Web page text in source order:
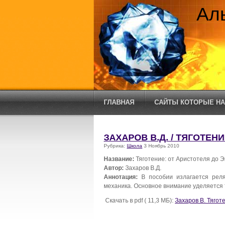
ГЛАВНАЯ САЙТЫ КОТОРЫЕ
ЗАХАРОВ В.Д. /
Рубрика: Школа 3 Ноябрь 2010
Название: Тяготение: от Аристотеля до
Автор: Захаров В.Д.
Аннотация: В пособии излагается
механика. Основное внимание уделяется
Скачать в pdf ( 11,3 МБ): Захаров В.